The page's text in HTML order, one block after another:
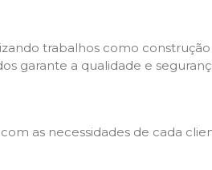
trabalhos como
garante a qualidade e
as necessidades de cada